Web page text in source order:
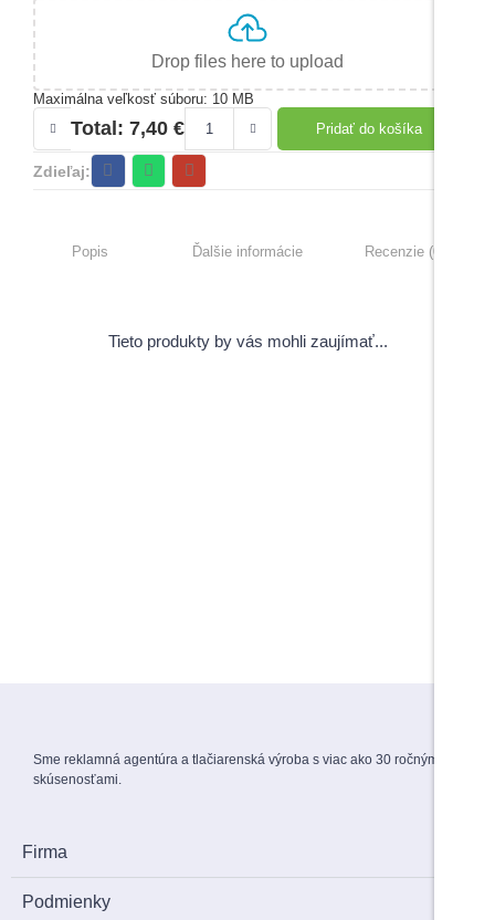
Drop files here to upload
Maximálna veľkosť súboru: 10 MB
Total: 7,40 € Pridať do košíka
Zdieľaj:
Popis Ďalšie informácie Recenzie (0)
Tieto produkty by vás mohli zaujímať...
Sme reklamná agentúra a tlačiarenská výroba s viac ako 30 ročnými
skúsenosťami.
Firma
Podmienky